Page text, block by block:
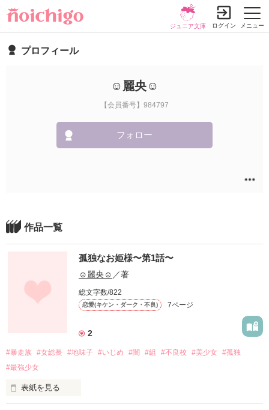
メニュー
ジュニア文庫 ログイン
プロフィール
☺︎麗央︎︎☺︎
【会員番号】984797
フォロー
作品一覧
孤独なお姫様〜第1話〜
☺︎麗央︎︎☺︎ ／著
総文字数/822
恋愛(キケン・ダーク・不良) 7ページ
2
#暴走族 #女総長 #地味子 #いじめ #闇 #組 #不良校 #美少女 #孤独
#最強少女
表紙を見る